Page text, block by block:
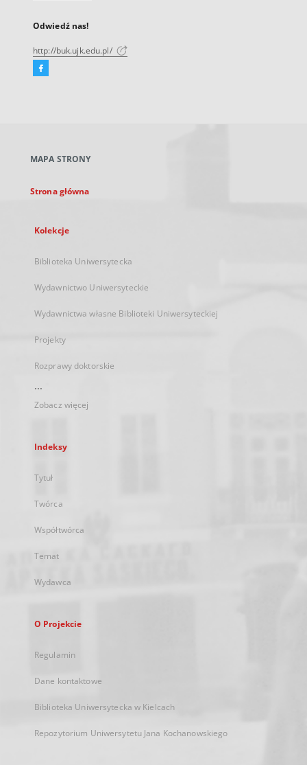
Odwiedź nas!
http://buk.ujk.edu.pl/
Facebook
karcie
MAPA STRONY
Strona główna
Kolekcje
Biblioteka Uniwersytecka
Wydawnictwo Uniwersyteckie
Wydawnictwa własne Biblioteki Uniwersyteckiej
Projekty
Rozprawy doktorskie
...
Zobacz więcej
Indeksy
Tytuł
Twórca
Współtwórca
Temat
Wydawca
O Projekcie
Regulamin
Dane kontaktowe
Biblioteka Uniwersytecka w Kielcach
Repozytorium Uniwersytetu Jana Kochanowskiego